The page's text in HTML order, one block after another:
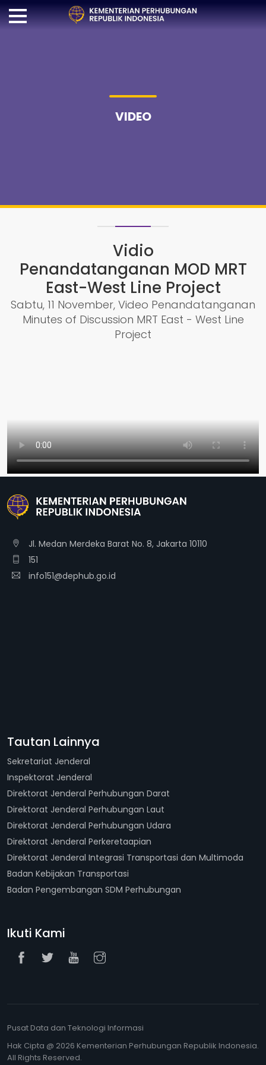
VIDEO
Vidio
Penandatanganan MOD MRT
East-West Line Project
Sabtu, 11 November, Video Penandatanganan
Minutes of Discussion MRT East - West Line
Project
Jl. Medan Merdeka Barat No. 8, Jakarta 10110
151
info151@dephub.go.id
Tautan Lainnya
Sekretariat Jenderal
Inspektorat Jenderal
Direktorat Jenderal Perhubungan Darat
Direktorat Jenderal Perhubungan Laut
Direktorat Jenderal Perhubungan Udara
Direktorat Jenderal Perkeretaapian
Direktorat Jenderal Integrasi Transportasi dan Multimoda
Badan Kebijakan Transportasi
Badan Pengembangan SDM Perhubungan
Ikuti Kami
Pusat Data dan Teknologi Informasi
Hak Cipta @ 2026 Kementerian Perhubungan Republik Indonesia.
All Rights Reserved.